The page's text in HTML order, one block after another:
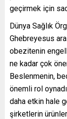
geçirmek için
Dünya Sağlık
Ghebreyesus
obezitenin
ne kadar çok
Beslenmenin,
önemli rol
daha etkin hale
şirketlerin